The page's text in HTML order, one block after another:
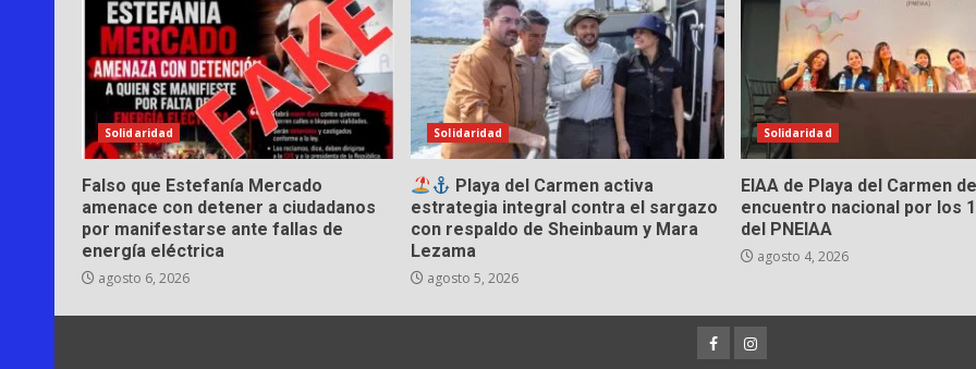
Solidaridad
Falso que Estefanía Mercado
amenace con detener a ciudadanos
por manifestarse ante fallas de
energía eléctrica
agosto 6, 2026
Solidaridad
Playa del Carmen activa
estrategia integral contra el sargazo
con respaldo de Sheinbaum y Mara
Lezama
agosto 5, 2026
Solidaridad
EIAA de Playa del Carmen
encuentro nacional por los
del PNEIAA
agosto 4, 2026
FacebookInstagram